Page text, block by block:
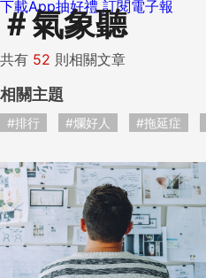
下載App抽好禮 訂閱電子報
＃氣象聽
共有 52 則相關文章
相關主題
#排行 #爛好人 #拖延症